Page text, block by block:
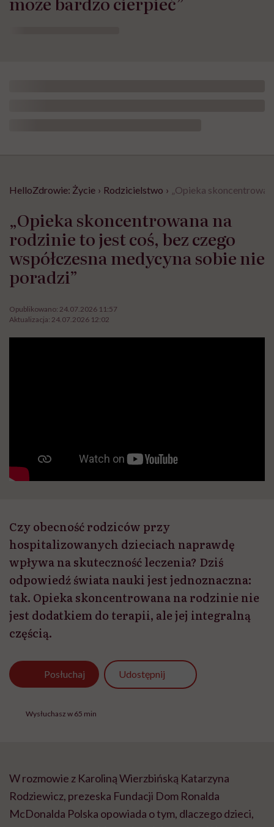
HelloZdrowie: Życie › Rodzicielstwo › „Opieka
„Opieka skoncentrowana na
rodzinie to jest coś, bez czego
współczesna medycyna sobie nie
poradzi”
Opublikowano: 24.07.2026 11:57
Aktualizacja: 24.07.2026 12:02
Czy obecność rodziców przy
hospitalizowanych dzieciach naprawdę
wpływa na skuteczność leczenia? Dziś
odpowiedź świata nauki jest jednoznaczna:
tak. Opieka skoncentrowana na rodzinie nie
jest dodatkiem do terapii, ale jej integralną
częścią.
Posłuchaj Udostępnij
Wysłuchasz w 65 min
W rozmowie z Karoliną Wierzbińską Katarzyna
Rodziewicz, prezeska Fundacji Dom Ronalda
McDonalda Polska opowiada o tym, dlaczego dzieci,